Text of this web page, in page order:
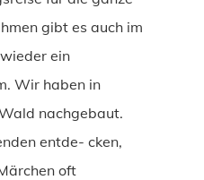
gibt es auch im
ein
Wir haben in
nachgebaut.
entde- cken,
oft